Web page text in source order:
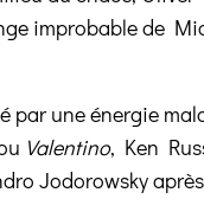
improbable de
par une énergie
Valentino, Ken
Jodorowsky